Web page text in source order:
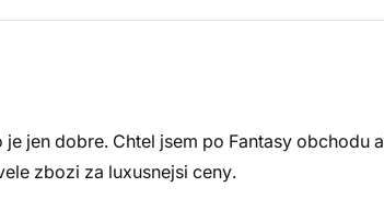
jen dobre. Chtel jsem po Fantasy obchodu
zbozi za luxusnejsi ceny.